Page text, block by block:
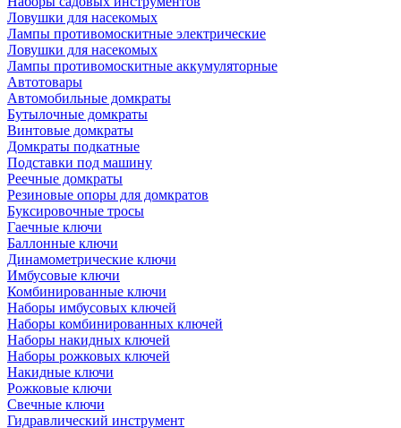
Ловушки для насекомых
Лампы противомоскитные электрические
Ловушки для насекомых
Лампы противомоскитные аккумуляторные
Автотовары
Автомобильные домкраты
Бутылочные домкраты
Винтовые домкраты
Домкраты подкатные
Подставки под машину
Реечные домкраты
Резиновые опоры для домкратов
Буксировочные тросы
Гаечные ключи
Баллонные ключи
Динамометрические ключи
Имбусовые ключи
Комбинированные ключи
Наборы имбусовых ключей
Наборы комбинированных ключей
Наборы накидных ключей
Наборы рожковых ключей
Накидные ключи
Рожковые ключи
Свечные ключи
Гидравлический инструмент